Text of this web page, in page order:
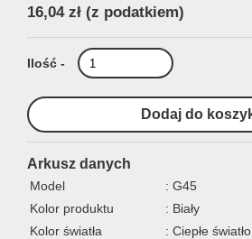
16,04 zł (z podatkiem)
Ilość -
Arkusz danych
Model
: G45
Kolor produktu
: Biały
Kolor światła
: Ciepłe światło